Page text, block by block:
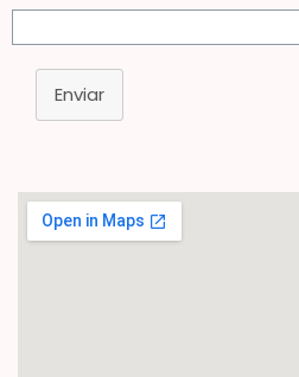
Enviar